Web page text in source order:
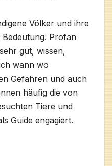
Völker und ihre
Profan
gut, wissen,
wann wo
Gefahren und auch
häufig die von
Tiere und
Guide engagiert.